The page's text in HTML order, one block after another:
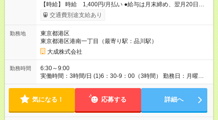
【時給】 時給 1,400円/月払い ●給与は月末締め、翌月20日の
支払。 ●通勤手当は1ヶ月ごとに勤務日数に応じて実費精算。 ●
一番安いルートでの計算となります。 ※Ｗワークの方は、他社
象となります。 【試用期間】試用期間あり 試用期間の長さ：3
ヶ月 雇用形態、給与は本採用時と同じです。
交通費別途支給あり
勤務地
東京都港区
東京都港区港南一丁目（最寄り駅：品川駅）
大成株式会社
勤務時間
6:30～9:00
実働時間：3時間/日 (1)6：30-9：00（3時間） 勤務日：月曜日
～金曜日
気になる！ 応募する 詳細へ